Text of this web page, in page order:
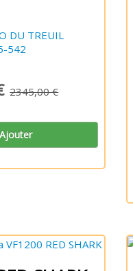
DU TREUIL
542
2345,00 €
Ajouter